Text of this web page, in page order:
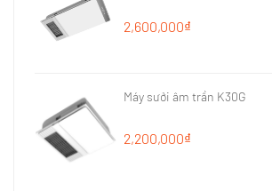
2,600,000₫
Máy sưởi âm trần K30G
2,200,000₫